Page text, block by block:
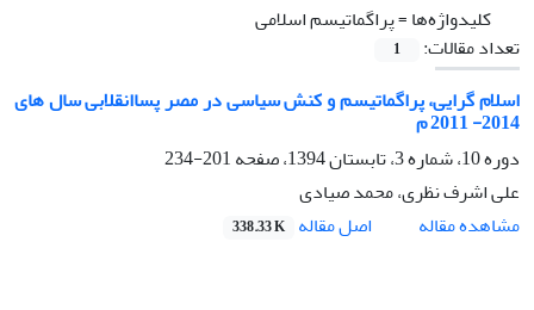
کلیدواژه‌ها =پراگماتیسم اسلامی
تعداد مقالات:
1
اسلام گرایی، پراگماتیسم و کنش سیاسی در مصر پساانقلابی سال های
2014- 2011 م
دوره 10، شماره 3، تابستان 1394، صفحه
201-234
علی اشرف نظری، محمد صیادی
مشاهده مقاله
اصل مقاله 338.33 K